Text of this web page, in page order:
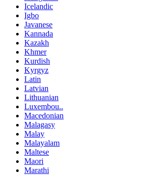
Icelandic
Igbo
Javanese
Kannada
Kazakh
Khmer
Kurdish
Kyrgyz
Latin
Latvian
Lithuanian
Luxembou..
Macedonian
Malagasy
Malay
Malayalam
Maltese
Maori
Marathi